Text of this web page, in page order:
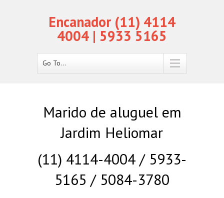
Encanador (11) 4114
4004 | 5933 5165
Go To...
Marido de aluguel em
Jardim Heliomar
(11) 4114-4004 / 5933-
5165 / 5084-3780